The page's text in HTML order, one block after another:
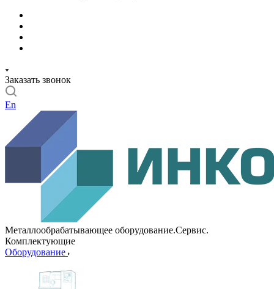
Заказать звонок
En
Металлообрабатывающее оборудование.Сервис.
Комплектующие
Оборудование